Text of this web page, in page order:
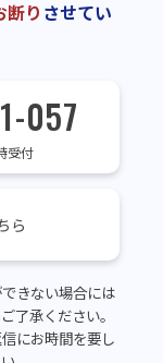
断り させてい
057
受付
ら
きない場合には
了承ください。
にお時間を要し